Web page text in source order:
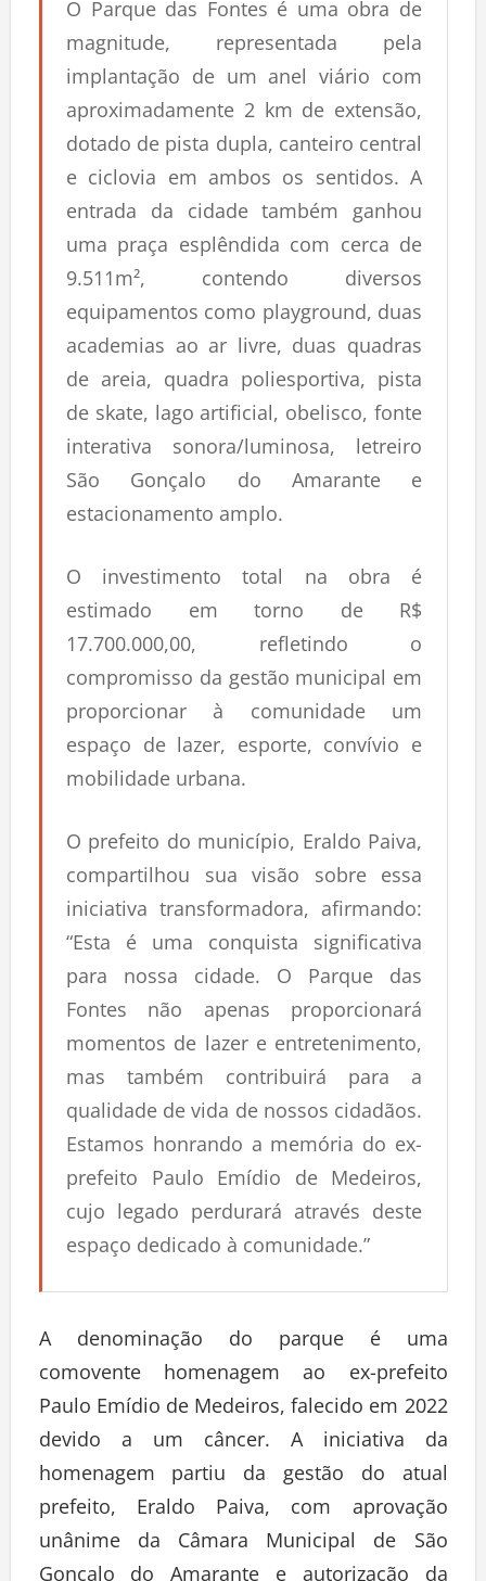
O Parque das Fontes é uma obra de
magnitude, representada pela
implantação de um anel viário com
aproximadamente 2 km de extensão,
dotado de pista dupla, canteiro central
e ciclovia em ambos os sentidos. A
entrada da cidade também ganhou
uma praça esplêndida com cerca de
9.511m², contendo diversos
equipamentos como playground, duas
academias ao ar livre, duas quadras
de areia, quadra poliesportiva, pista
de skate, lago artificial, obelisco, fonte
interativa sonora/luminosa, letreiro
São Gonçalo do Amarante e
estacionamento amplo.
O investimento total na obra é
estimado em torno de R$
17.700.000,00, refletindo o
compromisso da gestão municipal em
proporcionar à comunidade um
espaço de lazer, esporte, convívio e
mobilidade urbana.
O prefeito do município, Eraldo Paiva,
compartilhou sua visão sobre essa
iniciativa transformadora, afirmando:
“Esta é uma conquista significativa
para nossa cidade. O Parque das
Fontes não apenas proporcionará
momentos de lazer e entretenimento,
mas também contribuirá para a
qualidade de vida de nossos cidadãos.
Estamos honrando a memória do ex-
prefeito Paulo Emídio de Medeiros,
cujo legado perdurará através deste
espaço dedicado à comunidade.”
A denominação do parque é uma
comovente homenagem ao ex-prefeito
Paulo Emídio de Medeiros, falecido em 2022
devido a um câncer. A iniciativa da
homenagem partiu da gestão do atual
prefeito, Eraldo Paiva, com aprovação
unânime da Câmara Municipal de São